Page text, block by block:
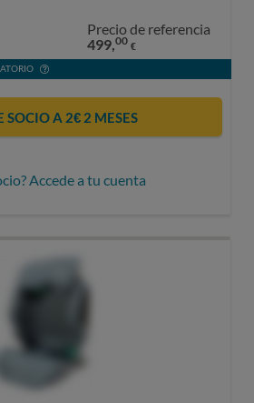
Precio de referencia
499,00 €
SOCIO A 2€ 2 MESES
Accede a tu cuenta